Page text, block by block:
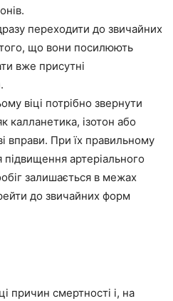
переходити до звичайних
що вони посилюють
вже присутні
віці потрібно звернути
калланетика, ізотон або
вправи. При їх правильному
підвищення артеріального
залишається в межах
до звичайних форм
причин смертності і, на